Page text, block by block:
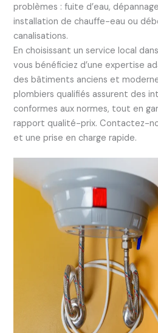
problèmes : fuite d’eau,
installation de chauffe-eau ou
canalisations.
En choisissant un service local dans
vous bénéficiez d’une expertise
des bâtiments anciens et
plombiers qualifiés assurent des
conformes aux normes, tout en
rapport qualité-prix. Contactez-
et une prise en charge rapide.